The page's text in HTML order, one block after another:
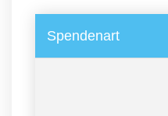
Spendenart